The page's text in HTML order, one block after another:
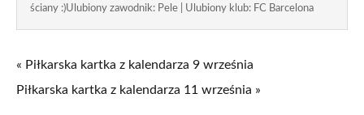
ściany :)Ulubiony zawodnik: Pele | Ulubiony klub: FC Barcelona
« Piłkarska kartka z kalendarza 9 września
Piłkarska kartka z kalendarza 11 września »